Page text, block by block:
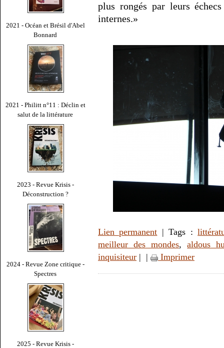
2021 - Océan et Brésil d'Abel
Bonnard
2021 - Philitt n°11 : Déclin et
salut de la littérature
2023 - Revue Krisis -
Déconstruction ?
2024 - Revue Zone critique -
Spectres
2025 - Revue Krisis -
plus rongés par leurs
internes.»
Lien permanent | Tags :
meilleur des mondes,aldous
inquisiteur | | Imprimer